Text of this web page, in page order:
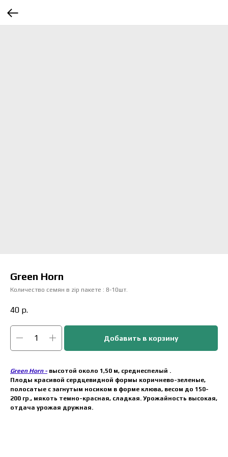
Green Horn
Количество семян в zip пакете : 8-10шт.
40 р.
Добавить в корзину
Green Horn - высотой около 1,50 м, среднеспелый .
Плоды красивой сердцевидной формы коричнево-зеленые,
полосатые с загнутым носиком в форме клюва, весом до 150-
200 гр., мякоть темно-красная, сладкая. Урожайность высокая,
отдача урожая дружная.